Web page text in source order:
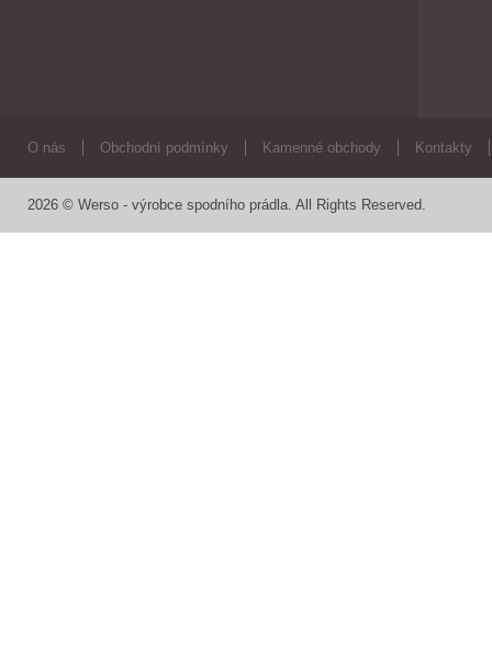
O nás Obchodní podmínky Kamenné obchody Kontakty
2026 © Werso - výrobce spodního prádla. All Rights Reserved.